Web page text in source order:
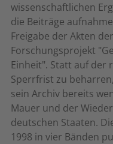
wissenschaftlichen
die Beiträge
Freigabe der Akten
Forschungsprojekt
Einheit". Statt auf der
Sperrfrist zu
sein Archiv bereits
Mauer und der
deutschen Staaten.
1998 in vier Bänden